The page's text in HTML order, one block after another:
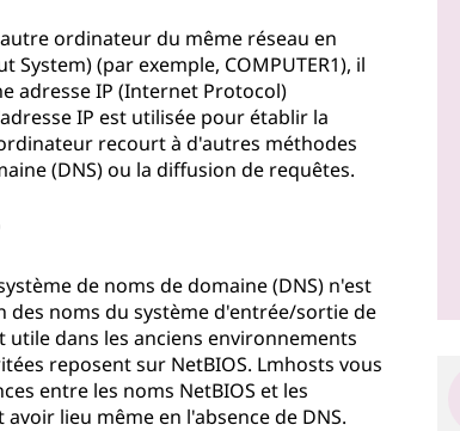
ordinateur du même réseau en
(par exemple, COMPUTER1), il
adresse IP (Internet Protocol)
IP est utilisée pour établir la
recourt à d'autres méthodes
(DNS) ou la diffusion de requêtes.
de noms de domaine (DNS) n'est
des noms du système d'entrée/sortie de
dans les anciens environnements
reposent sur NetBIOS. Lmhosts vous
entre les noms NetBIOS et les
lieu même en l'absence de DNS.